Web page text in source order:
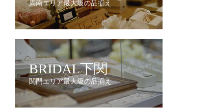
周南エリア最大級の品揃え
BRIDAL下関
関門エリア最大級の品揃え